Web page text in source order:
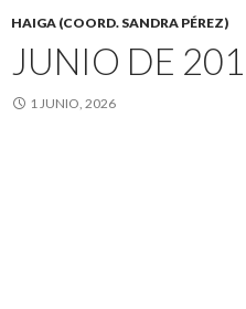
HAIGA (COORD. SANDRA PÉREZ)
JUNIO DE
1 JUNIO, 2026